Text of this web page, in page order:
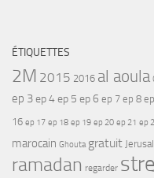
ÉTIQUETTES
2M 2015 2016 al aoula
ep 3ep 4ep 5 ep 6 ep 7 ep 8
16 ep 17 ep 18 ep 19 ep 20 ep 21 ep
marocain Ghouta gratuit
ramadan regarder